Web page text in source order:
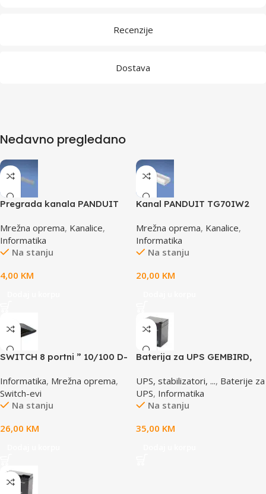
Recenzije
Dostava
Nedavno pregledano
Pregrada kanala PANDUIT
Mrežna oprema, Kanalice,
Informatika
Na stanju
4,00 KM
Kanal PANDUIT TG70IW2
Mrežna oprema, Kanalice,
Informatika
Na stanju
20,00 KM
SWITCH 8 portni ” 10/100 D-
Informatika, Mrežna oprema,
Switch-evi
Na stanju
26,00 KM
Baterija za UPS GEMBIRD,
UPS, stabilizatori, ..., Baterije za
UPS, Informatika
Na stanju
35,00 KM